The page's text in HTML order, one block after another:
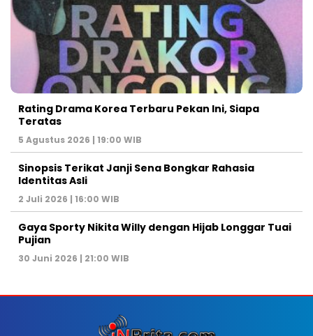
Rating Drama Korea Terbaru Pekan Ini, Siapa
Teratas
5 Agustus 2026 | 19:00 WIB
Sinopsis Terikat Janji Sena Bongkar Rahasia
Identitas Asli
2 Juli 2026 | 16:00 WIB
Gaya Sporty Nikita Willy dengan Hijab Longgar Tuai
Pujian
30 Juni 2026 | 21:00 WIB